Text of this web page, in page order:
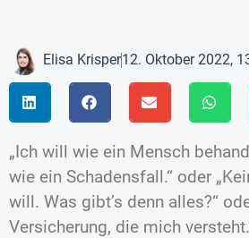
Elisa Krisper12. Oktober 2022,
„Ich will wie ein Mensch
wie ein Schadensfall.“ oder
will. Was gibt’s denn alles?“
Versicherung, die mich